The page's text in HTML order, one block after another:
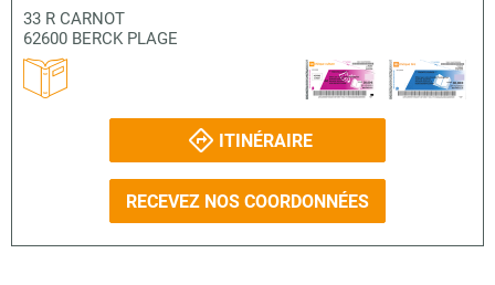
33 R CARNOT
62600 BERCK PLAGE
ITINÉRAIRE
RECEVEZ NOS COORDONNÉES